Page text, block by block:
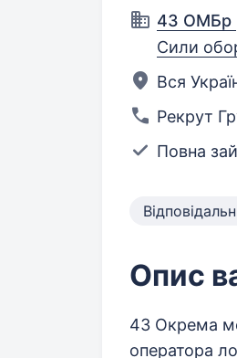
43 ОМБр
Сили
Вся
Рекрут
Повна
Опис
43 Окрема
оператора